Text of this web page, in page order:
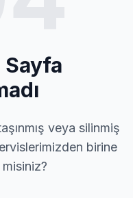
Sayfa
veya silinmiş
birine